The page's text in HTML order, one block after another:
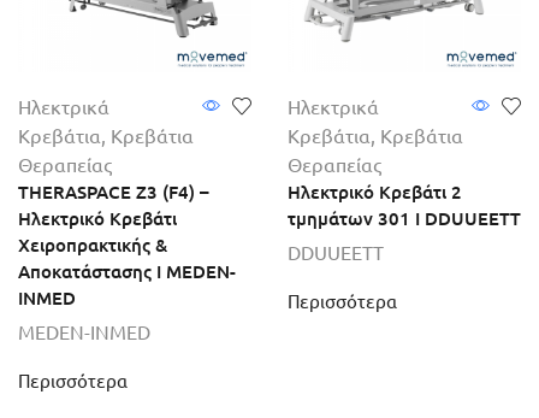
Ηλεκτρικά
Κρεβάτια, Κρεβάτια
Θεραπείας
THERASPACE Z3 (F4) –
Ηλεκτρικό Κρεβάτι
Χειροπρακτικής &
Αποκατάστασης I MEDEN-
INMED
MEDEN-INMED
Περισσότερα
Ηλεκτρικά
Κρεβάτια, Κρεβάτια
Θεραπείας
Ηλεκτρικό Κρεβάτι 2
τμημάτων 301 I DDUUEETT
DDUUEETT
Περισσότερα